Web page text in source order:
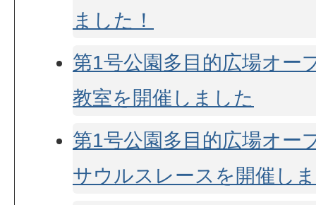
ました！
第1号公園多目的広場オー
教室を開催しました
第1号公園多目的広場オー
サウルスレースを開催し